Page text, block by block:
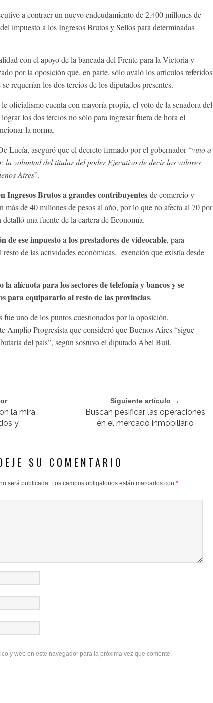
a contraer un nuevo endeudamiento de 2.400 millones de
impuesto a los Ingresos Brutos y Sellos para determinadas
con el apoyo de la bancada del Frente para la Victoria y
por la oposición que, en parte, sólo avaló los artículos referidos
requerían los dos tercios de los diputados presentes.
oficialismo cuenta con mayoría propia, el voto de la senadora del
los dos tercios no sólo para ingresar fuera de hora el
la norma.
Lucía, aseguró que el decreto firmado por el gobernador “vino a
la voluntad del titular del poder Ejecutivo de decir los valores
Aires”.
Ingresos Brutos a grandes contribuyentes de comercio y
más de 40 millones de pesos al año, por lo que no afecta al 70 por
una fuente de la cartera de Economía.
de ese impuesto a los prestadores de videocable, para
de las actividades económicas, exención que existía desde
la alícuota para los sectores de telefonía y bancos y se
para equipararlo al resto de las provincias.
fue uno de los puntos cuestionados por la oposición,
Amplio Progresista que consideró que Buenos Aires “sigue
del país”, según sostuvo el diputado Abel Buil.
la mira
y
Siguiente artículo →
Buscan pesificar las operaciones
en el mercado inmobiliario
SU COMENTARIO
será publicada. Los campos obligatorios están marcados con *
y web en este navegador para la próxima vez que comente.